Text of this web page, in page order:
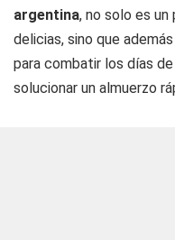
argentina, no solo es
delicias, sino que
para combatir los días
solucionar un almuerzo